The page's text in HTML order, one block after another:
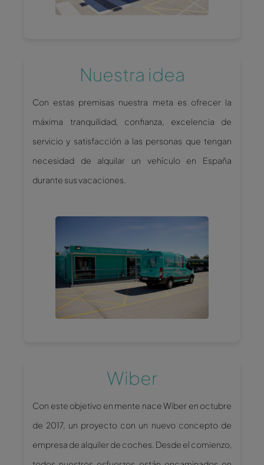
Nuestra idea
Con estas premisas nuestra meta es ofrecer la
máxima tranquilidad, confianza, excelencia de
servicio y satisfacción a las personas que tengan
necesidad de alquilar un vehículo en España
durante sus vacaciones.
Wiber
Con este objetivo en mente nace Wiber en octubre
de 2017, un proyecto con un nuevo concepto de
empresa de alquiler de coches. Desde el comienzo,